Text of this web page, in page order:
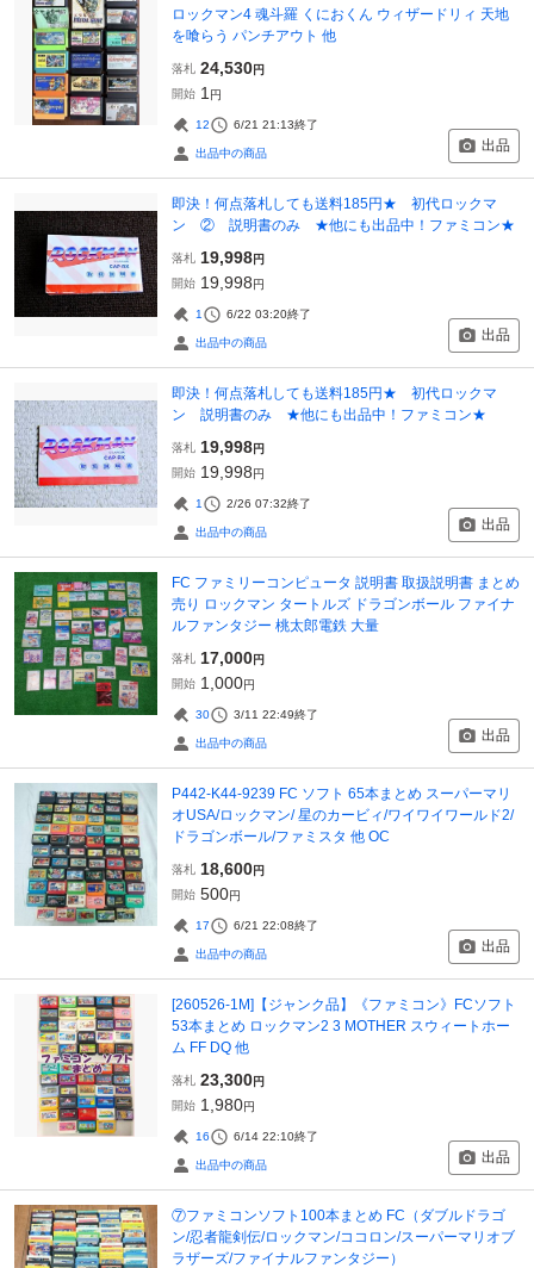
ロックマン4 魂斗羅 くにおくん ウィザードリィ 天地
を喰らう パンチアウト 他
落札 24,530円
開始 1 円
12 6/21 21:13終了
出品中の商品 出品
即決！何点落札しても送料185円★ 初代ロックマ
ン ② 説明書のみ ★他にも出品中！ファミコン★
落札 19,998円
開始 19,998円
1 6/22 03:20終了
出品中の商品 出品
即決！何点落札しても送料185円★ 初代ロックマ
ン 説明書のみ ★他にも出品中！ファミコン★
落札 19,998円
開始 19,998円
1 2/26 07:32終了
出品中の商品 出品
FC ファミリーコンピュータ 説明書 取扱説明書 まとめ
売り ロックマン タートルズ ドラゴンボール ファイナ
ルファンタジー 桃太郎電鉄 大量
落札 17,000円
開始 1,000円
30 3/11 22:49終了
出品中の商品 出品
P442-K44-9239 FC ソフト 65本まとめ スーパーマリ
オUSA/ロックマン/ 星のカービィ/ワイワイワールド2/
ドラゴンボール/ファミスタ 他 OC
落札 18,600円
開始 500円
17 6/21 22:08終了
出品中の商品 出品
[260526-1M]【ジャンク品】《ファミコン》FCソフト
53本まとめ ロックマン2 3 MOTHER スウィートホー
ム FF DQ 他
落札 23,300円
開始 1,980円
16 6/14 22:10終了
出品中の商品 出品
⑦ファミコンソフト100本まとめ FC（ダブルドラゴ
ン/忍者龍剣伝/ロックマン/ココロン/スーパーマリオブ
ラザーズ/ファイナルファンタジー）